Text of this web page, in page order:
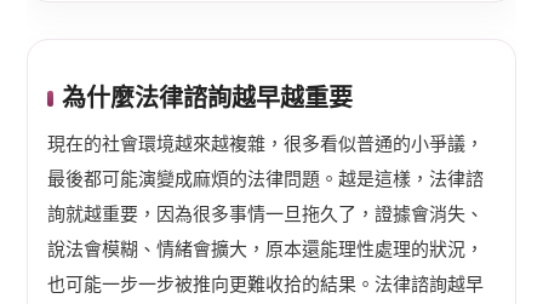
為什麼法律諮詢越早越重要
現在的社會環境越來越複雜，很多看似普通的小爭議，
最後都可能演變成麻煩的法律問題。越是這樣，法律諮
詢就越重要，因為很多事情一旦拖久了，證據會消失、
說法會模糊、情緒會擴大，原本還能理性處理的狀況，
也可能一步一步被推向更難收拾的結果。法律諮詢越早